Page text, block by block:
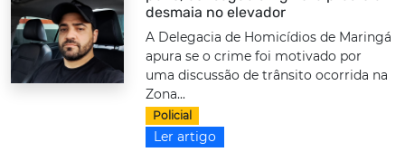
desmaia no elevador
A Delegacia de Homicídios de Maringá
apura se o crime foi motivado por
uma discussão de trânsito ocorrida na
Zona...
Policial
Ler artigo